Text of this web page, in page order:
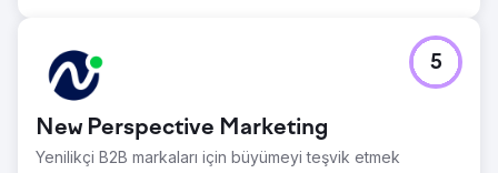
New Perspective Marketing
Yenilikçi B2B markaları için büyümeyi teşvik etmek
5